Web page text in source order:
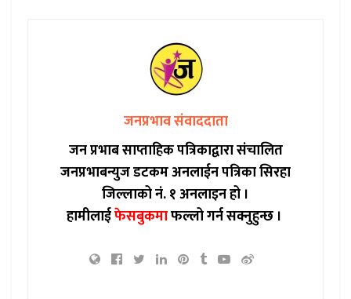
जनप्रभाव संवाददाता
जन प्रभाब साप्ताहिक पत्रिकाद्वारा संचालित
जनप्रभाबन्युज डटकम अनलाईन पत्रिका सिरहा
जिल्लाको नं. १ अनलाइन हो ।
हामीलाईफेसबुकमाफल्लो गर्न सक्नुहुन्छ ।